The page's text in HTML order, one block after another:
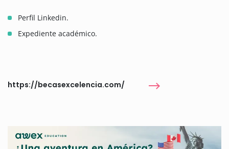
Perfil Linkedin.
Expediente académico.
https://becasexcelencia.com/